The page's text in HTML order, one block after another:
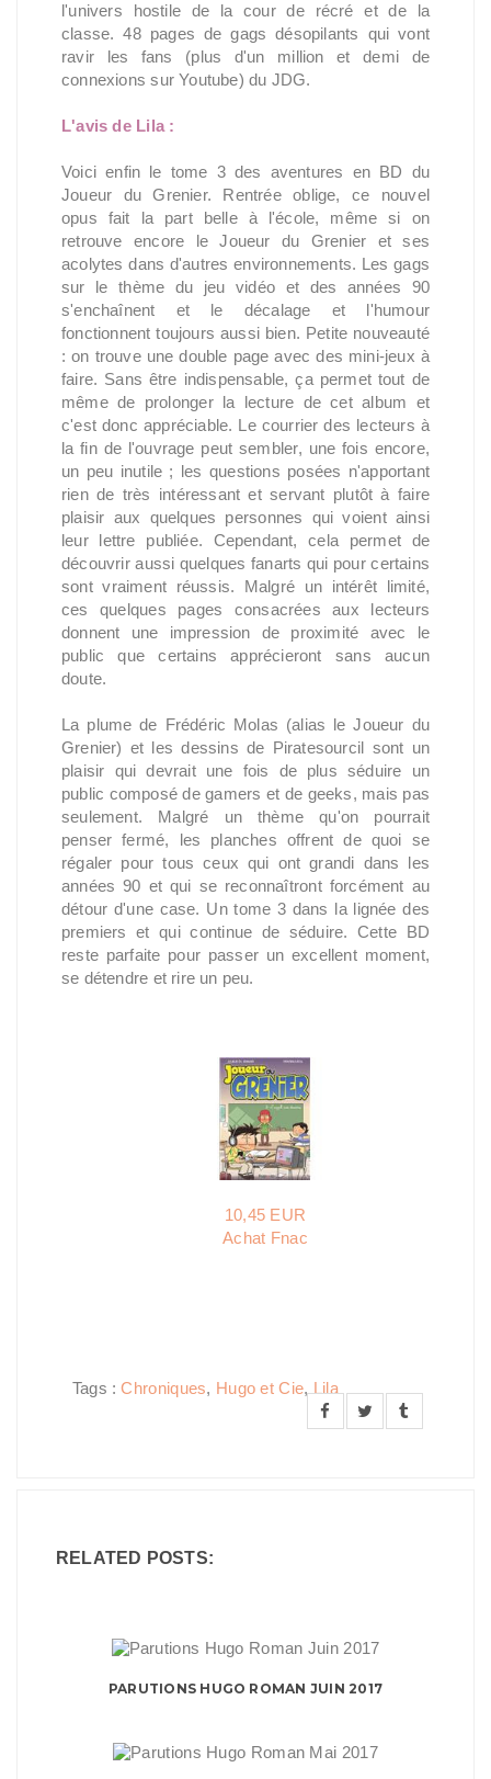
l'univers hostile de la cour de récré et de la
classe. 48 pages de gags désopilants qui vont
ravir les fans (plus d'un million et demi de
connexions sur Youtube) du JDG.
L'avis de Lila :
Voici enfin le tome 3 des aventures en BD du
Joueur du Grenier. Rentrée oblige, ce nouvel
opus fait la part belle à l'école, même si on
retrouve encore le Joueur du Grenier et ses
acolytes dans d'autres environnements. Les gags
sur le thème du jeu vidéo et des années 90
s'enchaînent et le décalage et l'humour
fonctionnent toujours aussi bien. Petite nouveauté
: on trouve une double page avec des mini-jeux à
faire. Sans être indispensable, ça permet tout de
même de prolonger la lecture de cet album et
c'est donc appréciable. Le courrier des lecteurs à
la fin de l'ouvrage peut sembler, une fois encore,
un peu inutile ; les questions posées n'apportant
rien de très intéressant et servant plutôt à faire
plaisir aux quelques personnes qui voient ainsi
leur lettre publiée. Cependant, cela permet de
découvrir aussi quelques fanarts qui pour certains
sont vraiment réussis. Malgré un intérêt limité,
ces quelques pages consacrées aux lecteurs
donnent une impression de proximité avec le
public que certains apprécieront sans aucun
doute.
La plume de Frédéric Molas (alias le Joueur du
Grenier) et les dessins de Piratesourcil sont un
plaisir qui devrait une fois de plus séduire un
public composé de gamers et de geeks, mais pas
seulement. Malgré un thème qu'on pourrait
penser fermé, les planches offrent de quoi se
régaler pour tous ceux qui ont grandi dans les
années 90 et qui se reconnaîtront forcément au
détour d'une case. Un tome 3 dans la lignée des
premiers et qui continue de séduire. Cette BD
reste parfaite pour passer un excellent moment,
se détendre et rire un peu.
10,45 EUR
Achat Fnac
Tags :Chroniques, Hugo et Cie, Lila
RELATED POSTS:
PARUTIONS HUGO ROMAN JUIN 2017